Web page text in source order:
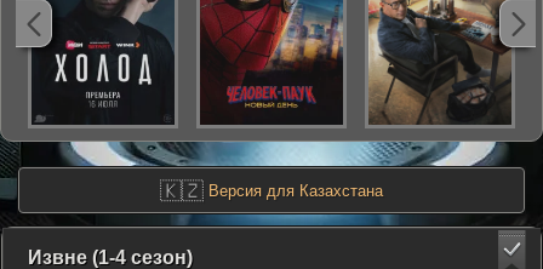
🇰🇿 Версия для Казахстана
Извне (1-4 сезон)